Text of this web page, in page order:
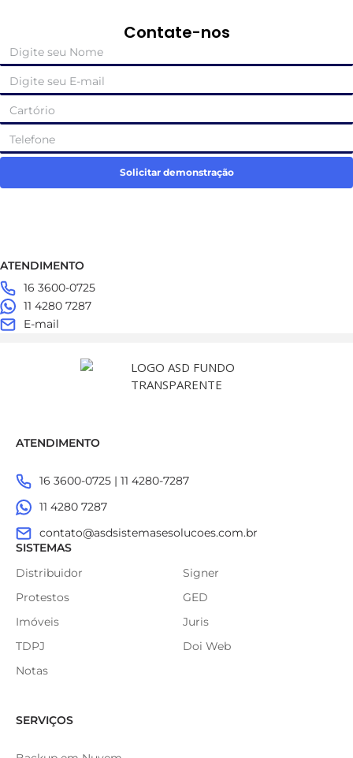
Contate-nos
Solicitar demonstração
ATENDIMENTO
16 3600-0725
11 4280 7287
E-mail
ATENDIMENTO
16 3600-0725 | 11 4280-7287
11 4280 7287
contato@asdsistemasesolucoes.com.br
SISTEMAS
Distribuidor
Protestos
Imóveis
TDPJ
Notas
Signer
GED
Juris
Doi Web
SERVIÇOS